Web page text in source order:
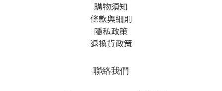
購物須知
條款與細則
隱私政策
退換貨政策
聯絡我們